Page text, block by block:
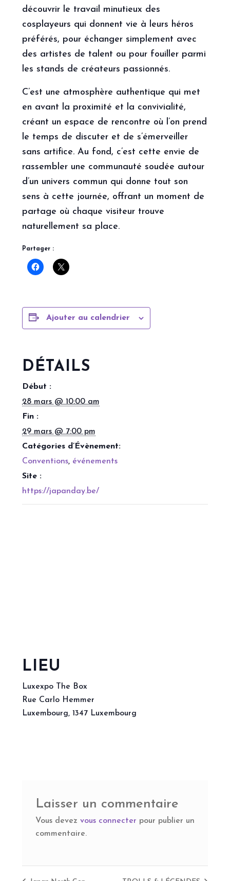
découvrir le travail minutieux des
cosplayeurs qui donnent vie à leurs héros
préférés, pour échanger simplement avec
des artistes de talent ou pour fouiller parmi
les stands de créateurs passionnés.
C’est une atmosphère authentique qui met
en avant la proximité et la convivialité,
créant un espace de rencontre où l’on prend
le temps de discuter et de s’émerveiller
sans artifice. Au fond, c’est cette envie de
rassembler une communauté soudée autour
d’un univers commun qui donne tout son
sens à cette journée, offrant un moment de
partage où chaque visiteur trouve
naturellement sa place.
Partager :
Ajouter au calendrier
DÉTAILS
Début :
28 mars @ 10:00 am
Fin :
29 mars @ 7:00 pm
Catégories d’Évènement:
Conventions, événements
Site :
https://japanday.be/
LIEU
Luxexpo The Box
Rue Carlo Hemmer
Luxembourg, 1347 Luxembourg
Laisser un commentaire
Vous devez vous connecter pour publier un
commentaire.